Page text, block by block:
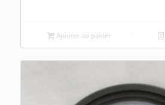
Ajouter au panier